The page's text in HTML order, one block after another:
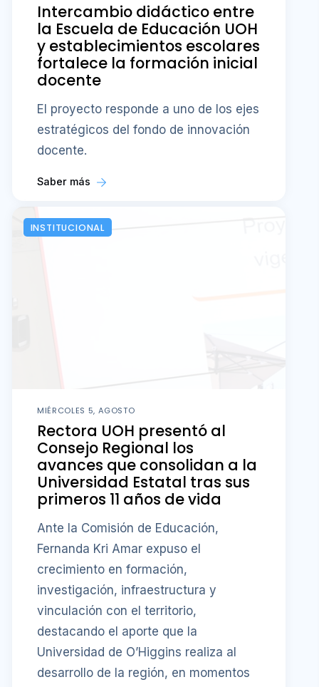
Intercambio didáctico entre
la Escuela de Educación UOH
y establecimientos escolares
fortalece la formación inicial
docente
El proyecto responde a uno de los ejes
estratégicos del fondo de innovación
docente.
Saber más
INSTITUCIONAL
MIÉRCOLES 5, AGOSTO
Rectora UOH presentó al
Consejo Regional los
avances que consolidan a la
Universidad Estatal tras sus
primeros 11 años de vida
Ante la Comisión de Educación,
Fernanda Kri Amar expuso el
crecimiento en formación,
investigación, infraestructura y
vinculación con el territorio,
destacando el aporte que la
Universidad de O’Higgins realiza al
desarrollo de la región, en momentos